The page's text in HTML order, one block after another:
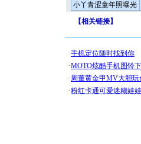
小丫青涩童年照曝光
【相关链接】